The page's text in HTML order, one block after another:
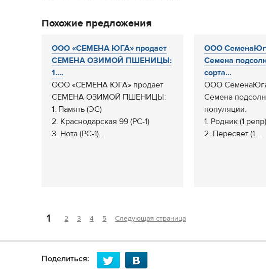
Похожие предложения
ООО «СЕМЕНА ЮГА» продает
СЕМЕНА ОЗИМОЙ ПШЕНИЦЫ:
1....
ООО «СЕМЕНА ЮГА» продает
СЕМЕНА ОЗИМОЙ ПШЕНИЦЫ:
1. Память (ЭС)
2. Краснодарская 99 (РС-1)
3. Нота (РС-1)...
ООО
Семена
сорта...
ООО
Семена
популяции:
1. Родник (1 репр)
2. Пересвет (1...
1 2 3 4 5 Следующая страница
Поделиться: